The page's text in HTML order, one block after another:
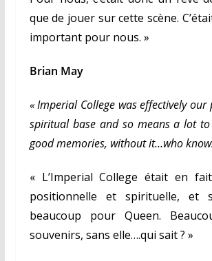
que de jouer sur cette scène.
important pour nous. »
Brian May
« Imperial College was effectively
spiritual base and so means a lot to
good memories, without it…who
« L’Imperial College était en
positionnelle et spirituelle, et
beaucoup pour Queen.
souvenirs, sans elle….qui sait ? »